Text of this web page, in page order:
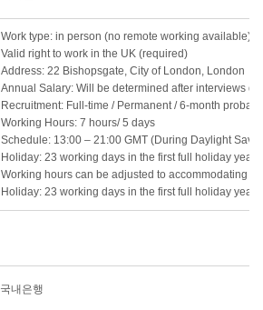
Work type: in person (no remote working available)
Valid right to work in the UK (required)
Address: 22 Bishopsgate, City of London, London
Annual Salary: Will be determined after interviews
Recruitment: Full-time / Permanent / 6-month
Working Hours: 7 hours/ 5 days
Schedule: 13:00 – 21:00 GMT (During Daylight
Holiday: 23 working days in the first full holiday year
Working hours can be adjusted to accommodating
Holiday: 23 working days in the first full holiday year
국내은행